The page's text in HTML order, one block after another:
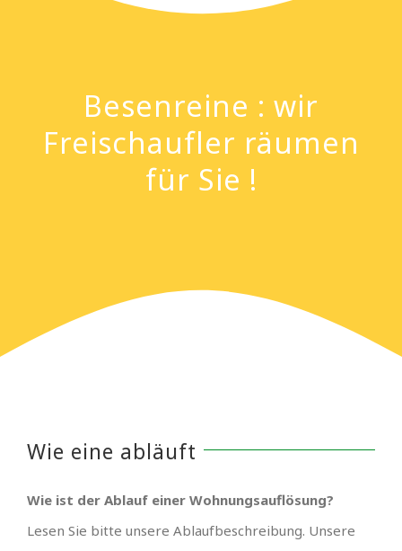
Besenreine : wir
Freischaufler räumen
für Sie !
Wie eine abläuft
Wie ist der Ablauf einer Wohnungsauflösung?
Lesen Sie bitte unsere Ablaufbeschreibung. Unsere